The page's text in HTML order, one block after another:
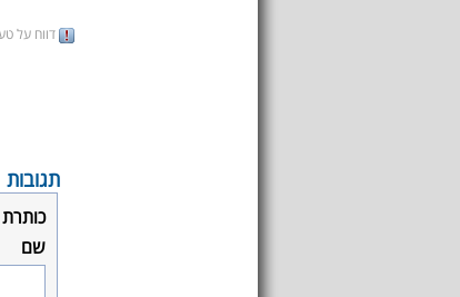
דווח על
תגובות
כותרת
שם